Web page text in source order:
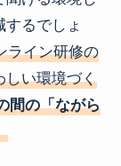
るでしょ
ライン研修の
しい環境づく
間の「ながら